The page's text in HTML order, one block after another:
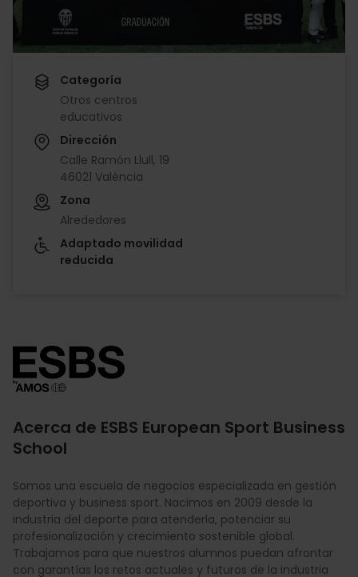
Categoría
Otros centros
educativos
Dirección
Calle Ramón Llull, 19
46021 València
Zona
Alrededores
Adaptado movilidad
reducida
Acerca de ESBS European Sport Business
School
Imagen
Somos una escuela de negocios especializada en gestión
deportiva y business sport. Nacimos en 2009 desde la
industria del deporte para atenderla, potenciar su
profesionalización y crecimiento sostenible global.
Trabajamos para que nuestros alumnos puedan afrontar
con garantías los retos actuales y futuros de la industria